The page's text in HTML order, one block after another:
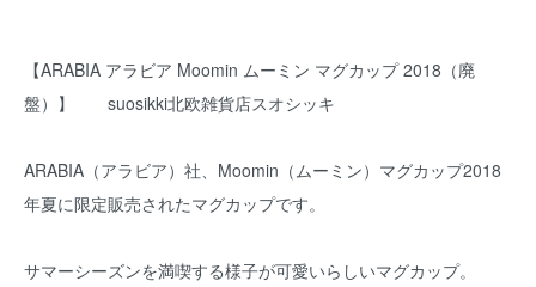
【ARABIA アラビア Moomin ムーミン マグカップ 2018（廃
盤）】 suosikki北欧雑貨店スオシッキ
ARABIA（アラビア）社、Moomin（ムーミン）マグカップ2018
年夏に限定販売されたマグカップです。
サマーシーズンを満喫する様子が可愛いらしいマグカップ。